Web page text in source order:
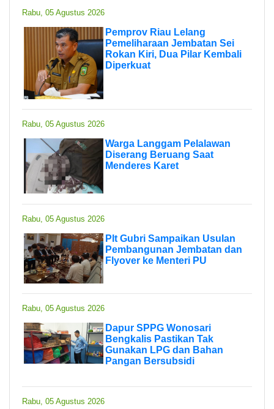
Rabu, 05 Agustus 2026
Pemprov Riau Lelang
Pemeliharaan Jembatan Sei
Rokan Kiri, Dua Pilar Kembali
Diperkuat
Rabu, 05 Agustus 2026
Warga Langgam Pelalawan
Diserang Beruang Saat
Menderes Karet
Rabu, 05 Agustus 2026
Plt Gubri Sampaikan Usulan
Pembangunan Jembatan dan
Flyover ke Menteri PU
Rabu, 05 Agustus 2026
Dapur SPPG Wonosari
Bengkalis Pastikan Tak
Gunakan LPG dan Bahan
Pangan Bersubsidi
Rabu, 05 Agustus 2026